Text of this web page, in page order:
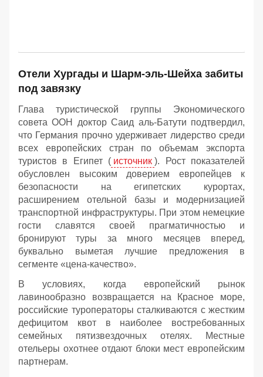
Отели Хургады и Шарм-эль-Шейха забиты
под завязку
Глава туристической группы Экономического
совета ООН доктор Саид аль-Батути подтвердил,
что Германия прочно удерживает лидерство среди
всех европейских стран по объемам экспорта
туристов в Египет ( источник ). Рост показателей
обусловлен высоким доверием европейцев к
безопасности на египетских курортах,
расширением отельной базы и модернизацией
транспортной инфраструктуры. При этом немецкие
гости славятся своей прагматичностью и
бронируют туры за много месяцев вперед,
буквально выметая лучшие предложения в
сегменте «цена-качество».
В условиях, когда европейский рынок
лавинообразно возвращается на Красное море,
российские туроператоры сталкиваются с жестким
дефицитом квот в наиболее востребованных
семейных пятизвездочных отелях. Местные
отельеры охотнее отдают блоки мест европейским
партнерам.